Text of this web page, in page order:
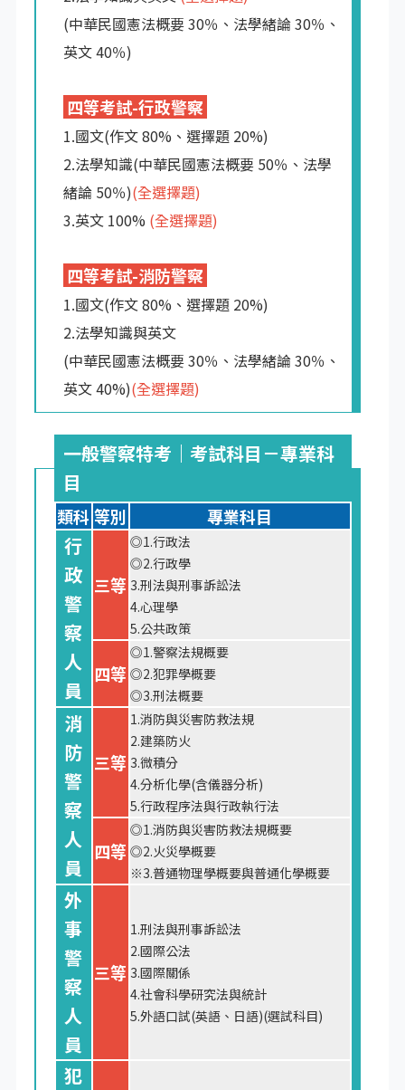
(中華民國憲法概要 30％、法學緒論 30％、
英文 40％)
四等考試-行政警察
1.國文(作文 80%、選擇題 20%)
2.法學知識(中華民國憲法概要 50％、法學
緒論 50％)(全選擇題)
3.英文 100% (全選擇題)
四等考試-消防警察
1.國文(作文 80%、選擇題 20%)
2.法學知識與英文
(中華民國憲法概要 30％、法學緒論 30％、
英文 40%)(全選擇題)
一般警察特考｜考試科目－專業科
目
類科等別 專業科目
行
政
警
察
人
員
三等
◎1.行政法
◎2.行政學
3.刑法與刑事訴訟法
4.心理學
5.公共政策
四等
◎1.警察法規概要
◎2.犯罪學概要
◎3.刑法概要
消
防
警
察
人
員
三等
1.消防與災害防救法規
2.建築防火
3.微積分
4.分析化學(含儀器分析)
5.行政程序法與行政執行法
四等
◎1.消防與災害防救法規概要
◎2.火災學概要
※3.普通物理學概要與普通化學概要
外
事
警
察
人
員
三等
1.刑法與刑事訴訟法
2.國際公法
3.國際關係
4.社會科學研究法與統計
5.外語口試(英語、日語)(選試科目)
犯